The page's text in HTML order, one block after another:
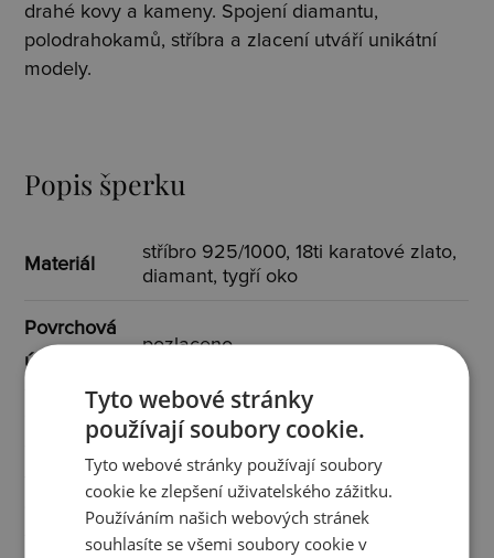
drahé kovy a kameny. Spojení diamantu,
polodrahokamů, stříbra a zlacení utváří unikátní
modely.
Popis šperku
Materiál
stříbro 925/1000, 18ti karatové zlato,
diamant, tygří oko
Povrchová
úprava
pozlaceno
diamant, tygří oko
Specifikace
osazení
2x diamant I3/H 0,005 ct
Tyto webové stránky
používají soubory cookie.
Tyto webové stránky používají soubory
cookie ke zlepšení uživatelského zážitku.
Používáním našich webových stránek
souhlasíte se všemi soubory cookie v